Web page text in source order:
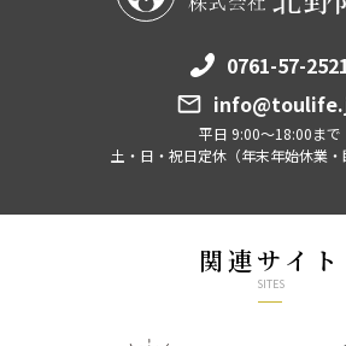
0761-57-
平日 9:00～18:00まで
土・日・祝日定休（年末年始休業・
関連サイト
SITES